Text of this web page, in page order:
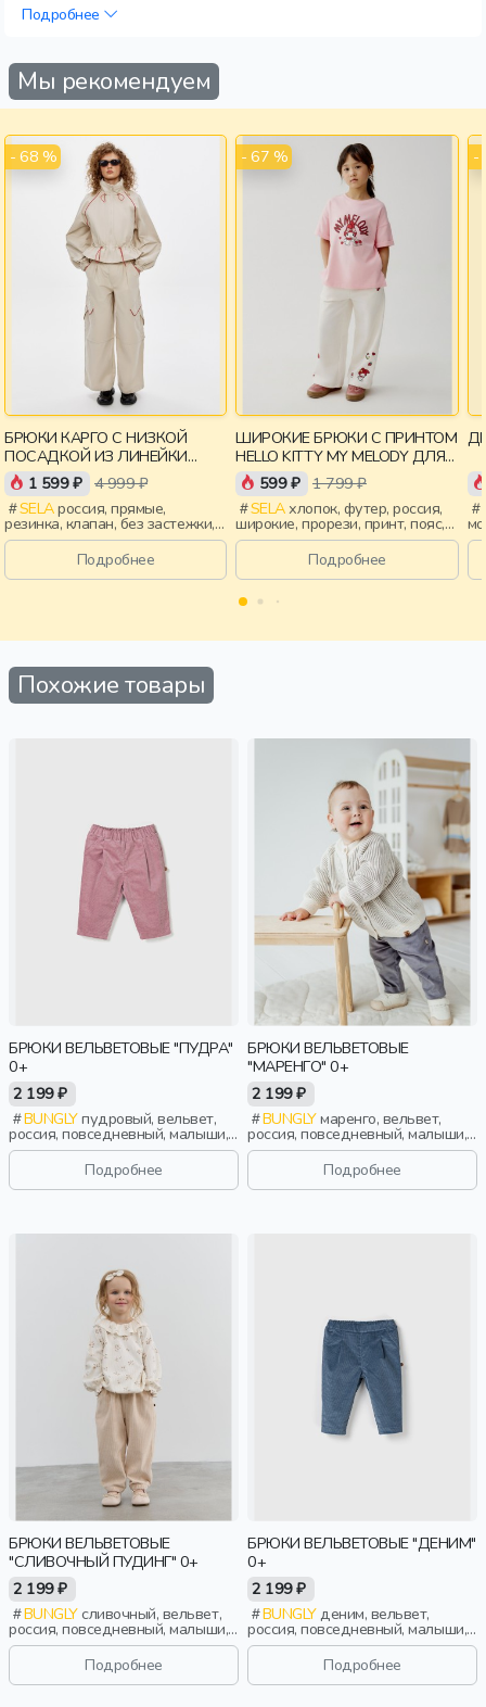
Подробнее
Мы рекомендуем
- 68 %
БРЮКИ КАРГО С НИЗКОЙ
ПОСАДКОЙ ИЗ ЛИНЕЙКИ
YOUNG1 599 ₽ 4 999 ₽
SELAроссия, прямые,
резинка, клапан, без застежки,
пояс, девочки,
старшеклассники, дети
Подробнее
- 67 %
ШИРОКИЕ БРЮКИ С ПРИНТОМ
HELLO KITTY MY MELODY ДЛЯ
ДЕВОЧЕК
599 ₽ 1 799 ₽
SELAхлопок, футер, россия,
широкие, прорези, принт, пояс,
эластичные, девочки, дети
Подробнее
-
Похожие товары
БРЮКИ ВЕЛЬВЕТОВЫЕ "ПУДРА"
0+
2 199 ₽
BUNGLYпудровый, вельвет,
россия, повседневный, малыши,
дети
Подробнее
БРЮКИ ВЕЛЬВЕТОВЫЕ
"МАРЕНГО" 0+
2 199 ₽
BUNGLYмаренго, вельвет,
россия, повседневный, малыши,
дети
Подробнее
БРЮКИ ВЕЛЬВЕТОВЫЕ
"СЛИВОЧНЫЙ ПУДИНГ" 0+
2 199 ₽
BUNGLYсливочный, вельвет,
россия, повседневный, малыши,
дети
Подробнее
БРЮКИ ВЕЛЬВЕТОВЫЕ "ДЕНИМ"
0+
2 199 ₽
BUNGLYденим, вельвет,
россия, повседневный, малыши,
дети
Подробнее